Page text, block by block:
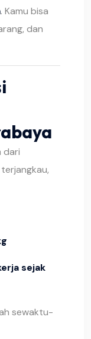
. Kamu bisa
dan
dari
sejak
sewaktu-